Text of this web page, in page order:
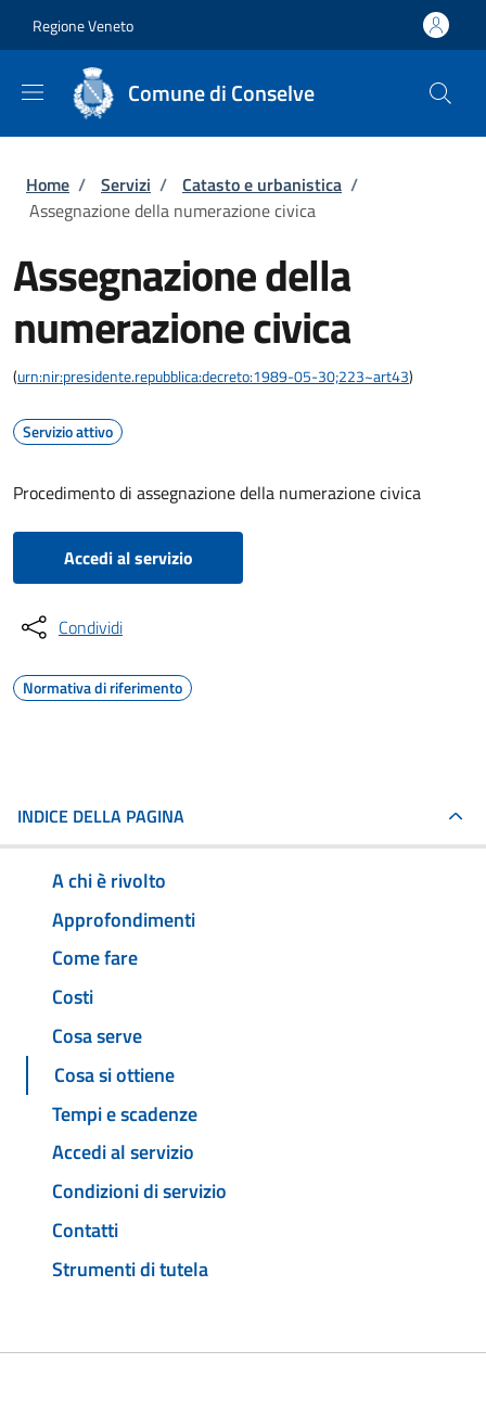
Regione Veneto
Comune di Conselve
Briciole di pane
Home / Servizi / Catasto e urbanistica /
Assegnazione della numerazione civica
Assegnazione della
numerazione civica
(urn:nir:presidente.repubblica:decreto:1989-05-30;223~art43)
Servizio attivo
Procedimento di assegnazione della numerazione civica
Accedi al servizio
Condividi
Normativa di riferimento
INDICE DELLA PAGINA
A chi è rivolto
Approfondimenti
Come fare
Costi
Cosa serve
Cosa si ottiene
Tempi e scadenze
Accedi al servizio
Condizioni di servizio
Contatti
Strumenti di tutela